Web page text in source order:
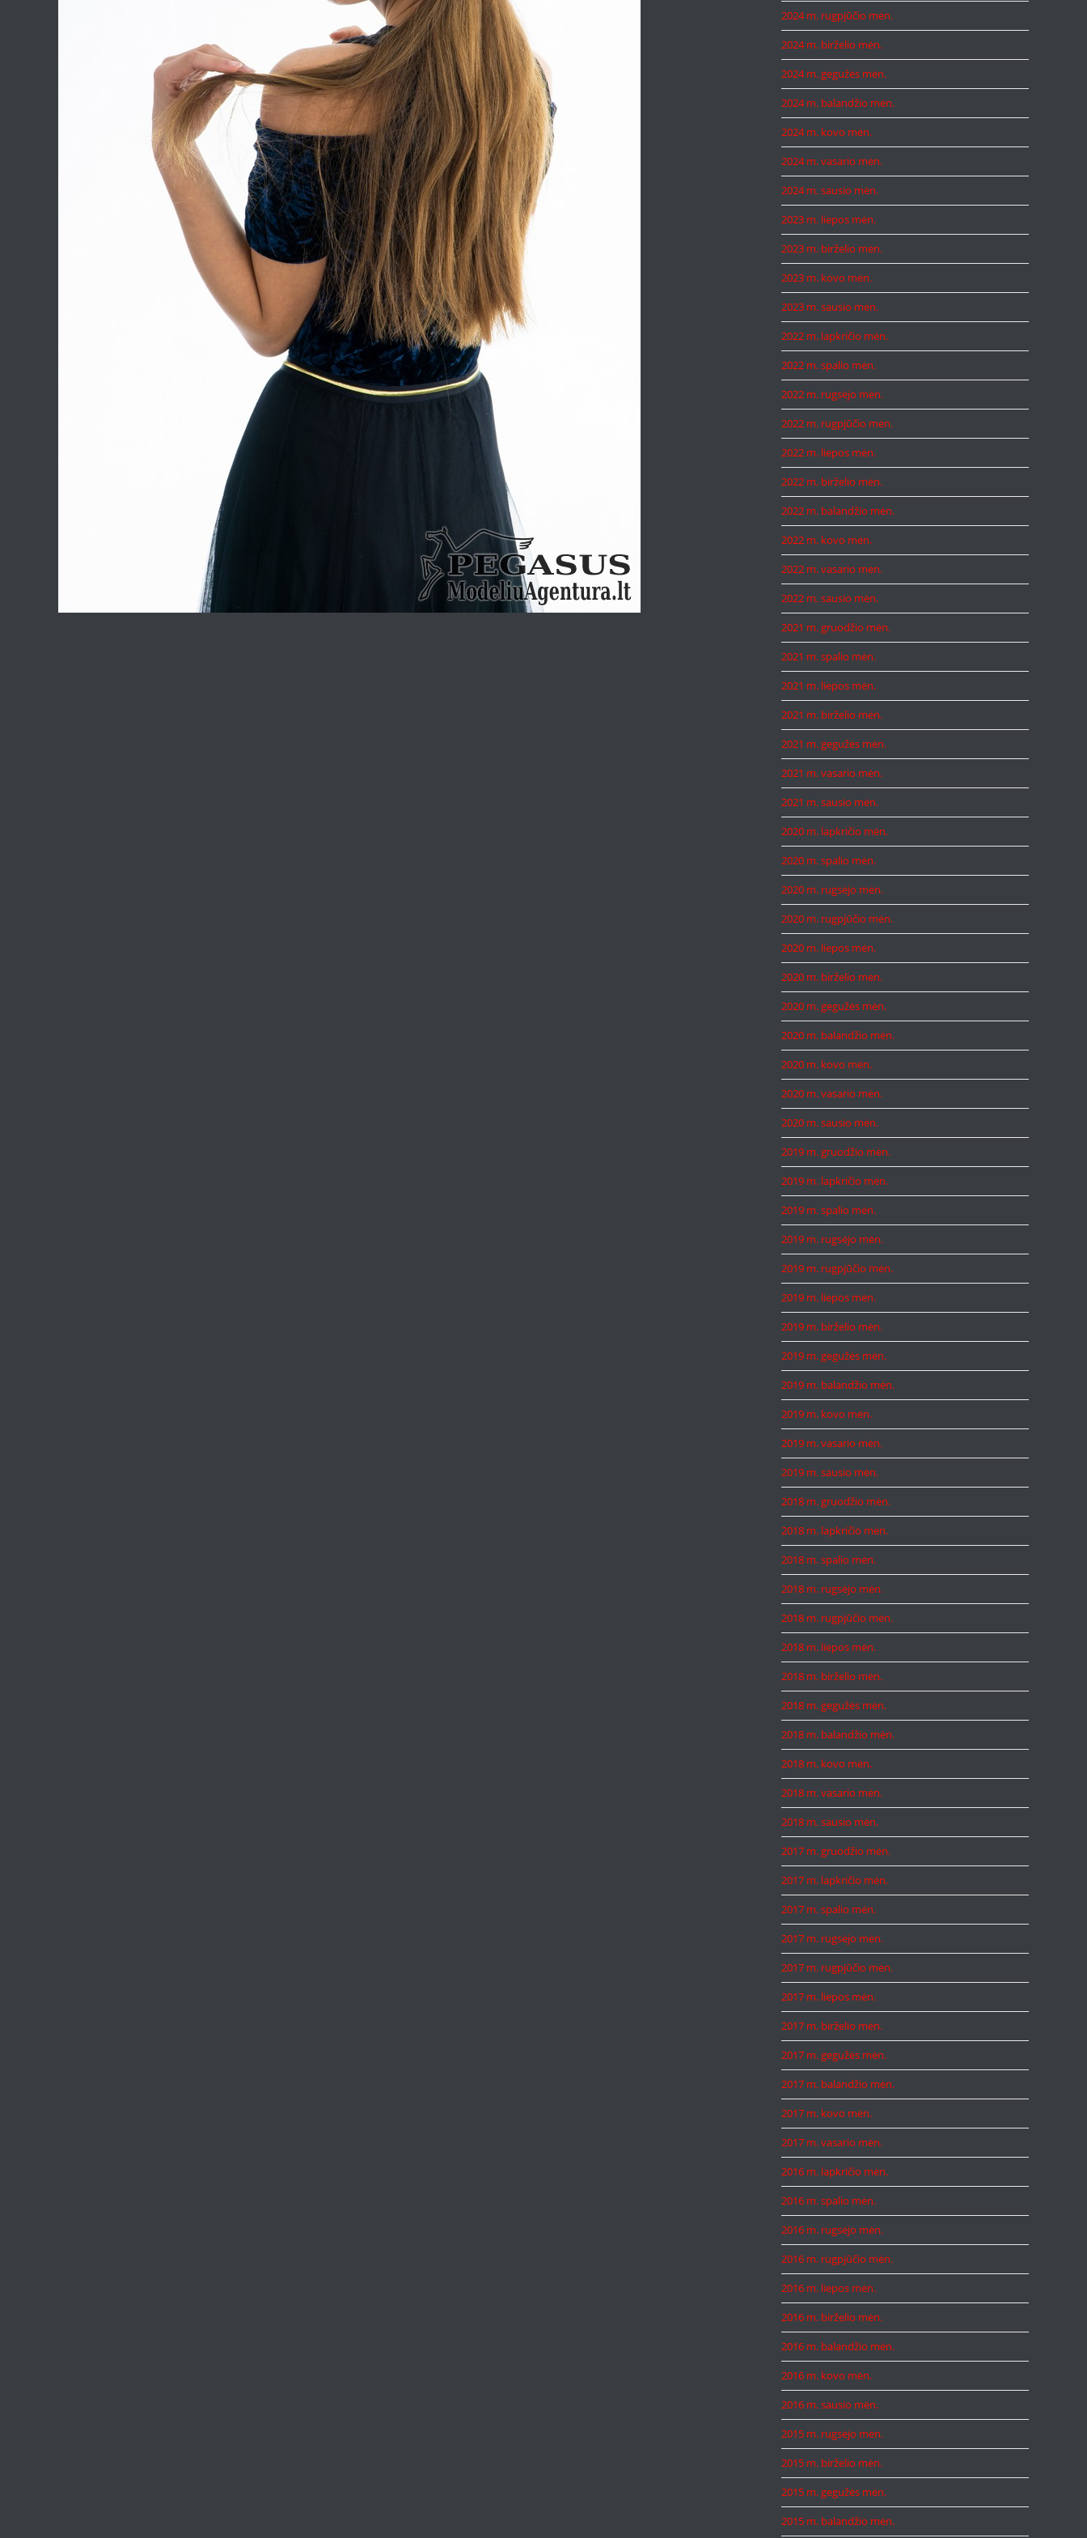
2024 m. rugpjūčio mėn.
2024 m. birželio mėn.
2024 m. gegužės mėn.
2024 m. balandžio mėn.
2024 m. kovo mėn.
2024 m. vasario mėn.
2024 m. sausio mėn.
2023 m. liepos mėn.
2023 m. birželio mėn.
2023 m. kovo mėn.
2023 m. sausio mėn.
2022 m. lapkričio mėn.
2022 m. spalio mėn.
2022 m. rugsėjo mėn.
2022 m. rugpjūčio mėn.
2022 m. liepos mėn.
2022 m. birželio mėn.
2022 m. balandžio mėn.
2022 m. kovo mėn.
2022 m. vasario mėn.
2022 m. sausio mėn.
2021 m. gruodžio mėn.
2021 m. spalio mėn.
2021 m. liepos mėn.
2021 m. birželio mėn.
2021 m. gegužės mėn.
2021 m. vasario mėn.
2021 m. sausio mėn.
2020 m. lapkričio mėn.
2020 m. spalio mėn.
2020 m. rugsėjo mėn.
2020 m. rugpjūčio mėn.
2020 m. liepos mėn.
2020 m. birželio mėn.
2020 m. gegužės mėn.
2020 m. balandžio mėn.
2020 m. kovo mėn.
2020 m. vasario mėn.
2020 m. sausio mėn.
2019 m. gruodžio mėn.
2019 m. lapkričio mėn.
2019 m. spalio mėn.
2019 m. rugsėjo mėn.
2019 m. rugpjūčio mėn.
2019 m. liepos mėn.
2019 m. birželio mėn.
2019 m. gegužės mėn.
2019 m. balandžio mėn.
2019 m. kovo mėn.
2019 m. vasario mėn.
2019 m. sausio mėn.
2018 m. gruodžio mėn.
2018 m. lapkričio mėn.
2018 m. spalio mėn.
2018 m. rugsėjo mėn.
2018 m. rugpjūčio mėn.
2018 m. liepos mėn.
2018 m. birželio mėn.
2018 m. gegužės mėn.
2018 m. balandžio mėn.
2018 m. kovo mėn.
2018 m. vasario mėn.
2018 m. sausio mėn.
2017 m. gruodžio mėn.
2017 m. lapkričio mėn.
2017 m. spalio mėn.
2017 m. rugsėjo mėn.
2017 m. rugpjūčio mėn.
2017 m. liepos mėn.
2017 m. birželio mėn.
2017 m. gegužės mėn.
2017 m. balandžio mėn.
2017 m. kovo mėn.
2017 m. vasario mėn.
2016 m. lapkričio mėn.
2016 m. spalio mėn.
2016 m. rugsėjo mėn.
2016 m. rugpjūčio mėn.
2016 m. liepos mėn.
2016 m. birželio mėn.
2016 m. balandžio mėn.
2016 m. kovo mėn.
2016 m. sausio mėn.
2015 m. rugsėjo mėn.
2015 m. birželio mėn.
2015 m. gegužės mėn.
2015 m. balandžio mėn.